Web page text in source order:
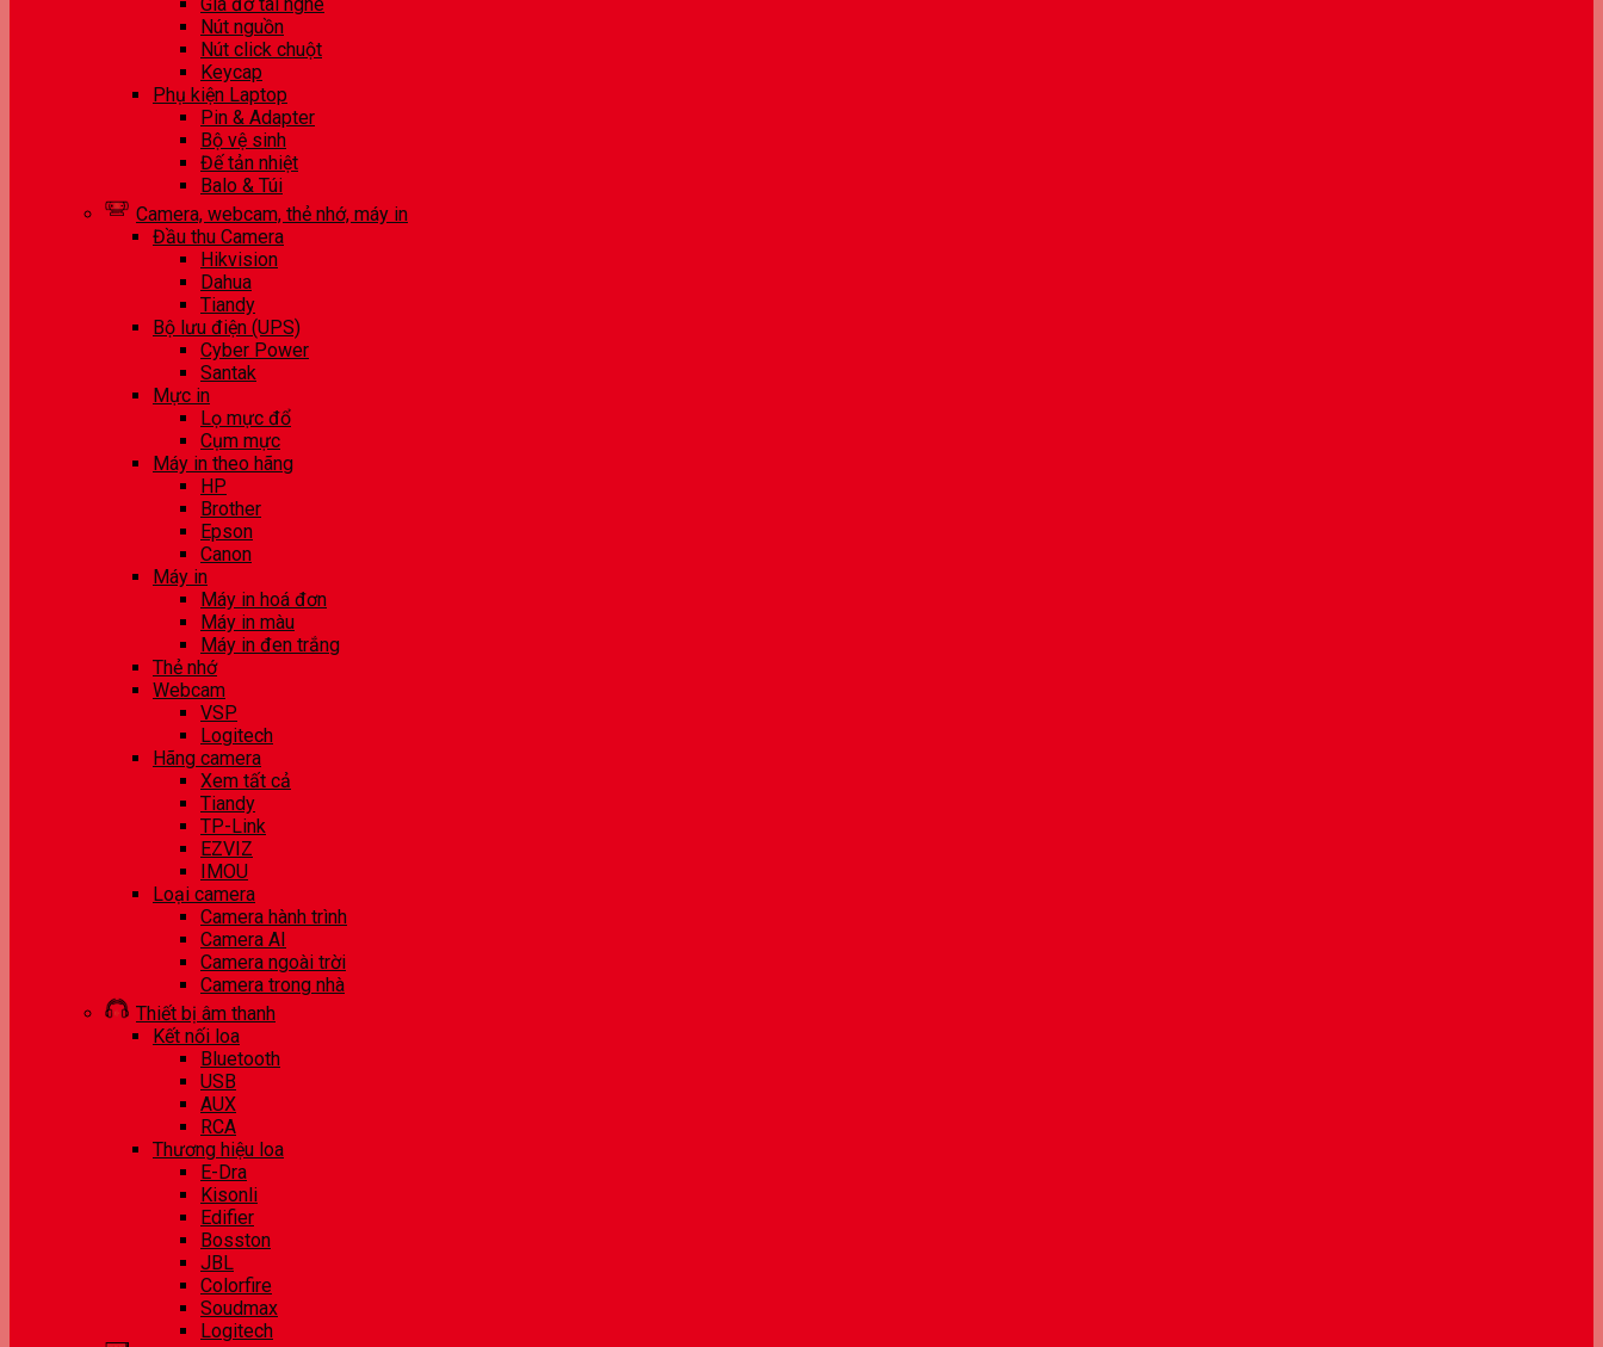
Nút nguồn
Nút click chuột
Keycap
Phụ kiện Laptop
Pin & Adapter
Bộ vệ sinh
Đế tản nhiệt
Balo & Túi
Camera, webcam, thẻ nhớ, máy in
Đầu thu Camera
Hikvision
Dahua
Tiandy
Bộ lưu điện (UPS)
Cyber Power
Santak
Mực in
Lọ mực đổ
Cụm mực
Máy in theo hãng
HP
Brother
Epson
Canon
Máy in
Máy in hoá đơn
Máy in màu
Máy in đen trắng
Thẻ nhớ
Webcam
VSP
Logitech
Hãng camera
Xem tất cả
Tiandy
TP-Link
EZVIZ
IMOU
Loại camera
Camera hành trình
Camera AI
Camera ngoài trời
Camera trong nhà
Thiết bị âm thanh
Kết nối loa
Bluetooth
USB
AUX
RCA
Thương hiệu loa
E-Dra
Kisonli
Edifier
Bosston
JBL
Colorfire
Soudmax
Logitech